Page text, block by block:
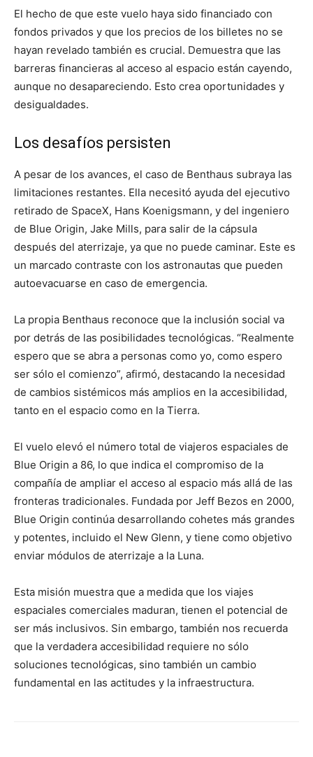
El hecho de que este vuelo haya sido financiado con
fondos privados y que los precios de los billetes no se
hayan revelado también es crucial. Demuestra que las
barreras financieras al acceso al espacio están cayendo,
aunque no desapareciendo. Esto crea oportunidades y
desigualdades.
Los desafíos persisten
A pesar de los avances, el caso de Benthaus subraya las
limitaciones restantes. Ella necesitó ayuda del ejecutivo
retirado de SpaceX, Hans Koenigsmann, y del ingeniero
de Blue Origin, Jake Mills, para salir de la cápsula
después del aterrizaje, ya que no puede caminar. Este es
un marcado contraste con los astronautas que pueden
autoevacuarse en caso de emergencia.
La propia Benthaus reconoce que la inclusión social va
por detrás de las posibilidades tecnológicas. “Realmente
espero que se abra a personas como yo, como espero
ser sólo el comienzo”, afirmó, destacando la necesidad
de cambios sistémicos más amplios en la accesibilidad,
tanto en el espacio como en la Tierra.
El vuelo elevó el número total de viajeros espaciales de
Blue Origin a 86, lo que indica el compromiso de la
compañía de ampliar el acceso al espacio más allá de las
fronteras tradicionales. Fundada por Jeff Bezos en 2000,
Blue Origin continúa desarrollando cohetes más grandes
y potentes, incluido el New Glenn, y tiene como objetivo
enviar módulos de aterrizaje a la Luna.
Esta misión muestra que a medida que los viajes
espaciales comerciales maduran, tienen el potencial de
ser más inclusivos. Sin embargo, también nos recuerda
que la verdadera accesibilidad requiere no sólo
soluciones tecnológicas, sino también un cambio
fundamental en las actitudes y la infraestructura.